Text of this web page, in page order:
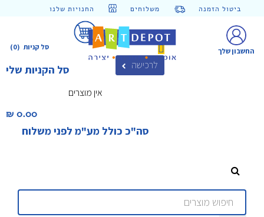
ביטול הזמנה משלוחים החנויות שלנו
(0) סל קניות
סל הקניות שלי לרכישה
אין מוצרים
0.00 ₪‎
סה"כ כולל מע"מ לפני משלוח
החשבון שלך